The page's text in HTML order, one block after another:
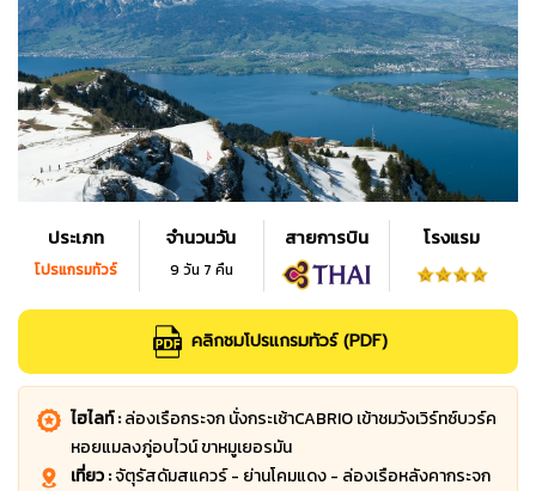
ประเภท
โปรแกรมทัวร์
จำนวนวัน
9 วัน 7 คืน
สายการบิน โรงแรม
คลิกชมโปรแกรมทัวร์ (PDF)
ไฮไลท์ :ล่องเรือกระจก นั่งกระเช้าCABRIO เข้าชมวังเวิร์ทซ์บวร์ค
หอยแมลงภู่อบไวน์ ขาหมูเยอรมัน
เที่ยว :จัตุรัสดัมสแควร์ - ย่านโคมแดง - ล่องเรือหลังคากระจก